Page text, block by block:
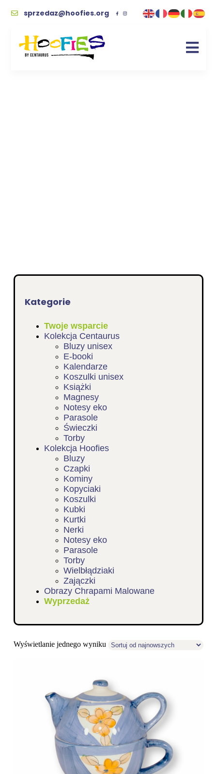
sprzedaz@hoofies.org
Kategorie
Twoje wsparcie
Kolekcja Centaurus
Bluzy unisex
E-booki
Kalendarze
Koszulki unisex
Książki
Magnesy
Notesy eko
Parasole
Świeczki
Torby
Kolekcja Hoofies
Bluzy
Czapki
Kominy
Kopyciaki
Koszulki
Kubki
Kurtki
Nerki
Notesy eko
Parasole
Torby
Wielbłądziaki
Zajączki
Obrazy Chrapami Malowane
Wyprzedaż
Wyświetlanie jednego wyniku